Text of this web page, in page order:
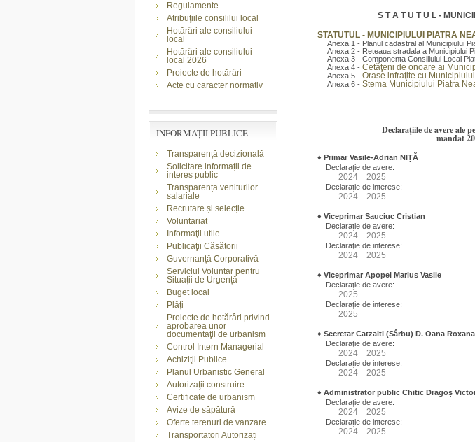
Regulamente
Atribuţiile consililui local
Hotărâri ale consiliului
local
Hotărâri ale consiliului
local 2026
Proiecte de hotărâri
Acte cu caracter normativ
INFORMAŢII PUBLICE
Transparență decizională
Solicitare informații de
interes public
Transparența veniturilor
salariale
Recrutare și selecție
Voluntariat
Informaţii utile
Publicaţii Căsătorii
Guvernanță Corporativă
Serviciul Voluntar pentru
Situații de Urgență
Buget local
Plăți
Proiecte de hotărâri privind
aprobarea unor
documentaţii de urbanism
Control Intern Managerial
Achiziţii Publice
Planul Urbanistic General
Autorizaţii construire
Certificate de urbanism
Avize de săpătură
Oferte terenuri de vanzare
Transportatori Autorizați
S T A T U T U L -
STATUTUL - MUNICIPIULUI PIATRA
Anexa 1 - Planul cadastral al Municipiului
Anexa 2 - Reteaua stradala a Municipiului
Anexa 3 - Componenta Consiliului Local
Anexa 4 - Cetăţeni de onoare ai
Anexa 5 - Orase infraţite cu
Anexa 6 - Stema Municipiului Piatra
Declarațiile de avere ale
mandat
♦ Primar Vasile-Adrian NIȚĂ
Declaraţie de avere:
2024 2025
Declaraţie de interese:
2024 2025
♦ Viceprimar Sauciuc Cristian
Declaraţie de avere:
2024 2025
Declaraţie de interese:
2024 2025
♦ Viceprimar Apopei Marius Vasile
Declaraţie de avere:
2025
Declaraţie de interese:
2025
♦ Secretar Catzaiti (Sârbu) D. Oana Roxana
Declaraţie de avere:
2024 2025
Declaraţie de interese:
2024 2025
♦ Administrator public Chitic Dragoș
Declaraţie de avere:
2024 2025
Declaraţie de interese:
2024 2025